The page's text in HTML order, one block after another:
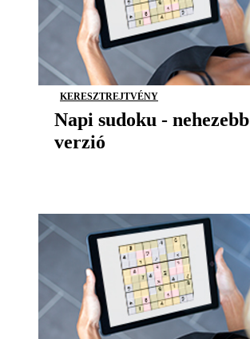
KERESZTREJTVÉNY
Napi sudoku - nehezebb
verzió